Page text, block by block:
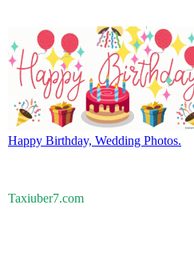
Happy Birthday, Wedding Photos.
Taxiuber7.com